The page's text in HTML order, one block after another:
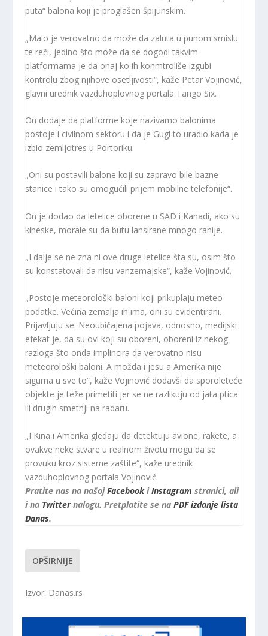
puta“ balona koji je proglašen špijunskim.
„Malo je verovatno da može da zaluta u punom smislu
te reči, jedino što može da se dogodi takvim
platformama je da onaj ko ih konmtroliše izgubi
kontrolu zbog njihove osetljivosti“, kaže Petar Vojinović,
glavni urednik vazduhoplovnog portala Tango Six.
On dodaje da platforme koje nazivamo balonima
postoje i civilnom sektoru i da je Gugl to uradio kada je
izbio zemljotres u Portoriku.
„Oni su postavili balone koji su zapravo bile bazne
stanice i tako su omogućili prijem mobilne telefonije“.
On je dodao da letelice oborene u SAD i Kanadi, ako su
kineske, morale su da butu lansirane mnogo ranije.
„I dalje se ne zna ni ove druge letelice šta su, osim što
su konstatovali da nisu vanzemajske“, kaže Vojinović.
„Postoje meteorološki baloni koji prikuplaju meteo
podatke. Većina zemalja ih ima, oni su evidentirani.
Prijavljuju se. Neoubičajena pojava, odnosno, medijski
efekat je, da su ovi koji su oboreni, oboreni iz nekog
razloga što onda implincira da verovatno nisu
meteorološki baloni. A možda i jesu a Amerika nije
sigurna u sve to“, kaže Vojinović dodavši da sporoleteće
objekte je teže primetiti jer se ne razlikuju od jata ptica
ili drugih smetnji na radaru.
„I Kina i Amerika gledaju da detektuju avione, rakete, a
ovakve neke stvare u realnom životu mogu da se
provuku kroz sisteme zaštite“, kaže urednik
vazduhoplovnog portala Vojinović.
Pratite nas na našojFacebookiInstagram stranici, ali
i na Twitternalogu. Pretplatite se naPDF izdanje lista
Danas.
OPŠIRNIJE
Izvor: Danas.rs